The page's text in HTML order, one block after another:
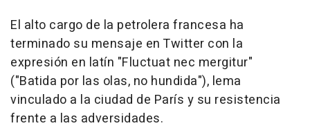
El alto cargo de la petrolera francesa ha
terminado su mensaje en Twitter con la
expresión en latín "Fluctuat nec mergitur"
("Batida por las olas, no hundida"), lema
vinculado a la ciudad de París y su resistencia
frente a las adversidades.